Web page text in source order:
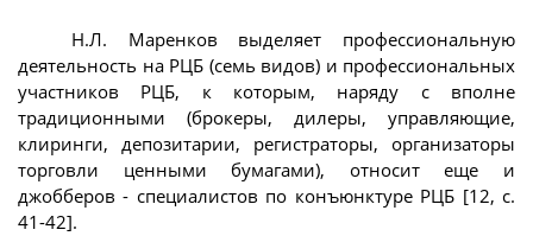
Н.Л. Маренков выделяет профессиональную
деятельность на РЦБ (семь видов) и профессиональных
участников РЦБ, к которым, наряду с вполне
традиционными (брокеры, дилеры, управляющие,
клиринги, депозитарии, регистраторы, организаторы
торговли ценными бумагами), относит еще и
джобберов - специалистов по конъюнктуре РЦБ [12, с.
41-42].